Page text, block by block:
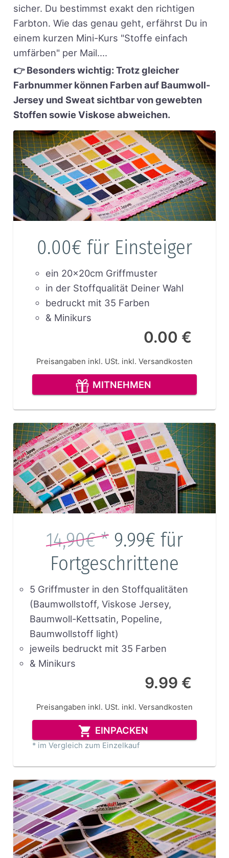
sicher. Du bestimmst exakt den richtigen
Farbton. Wie das genau geht, erfährst Du in
einem kurzen Mini-Kurs "Stoffe einfach
umfärben" per Mail....
👉 Besonders wichtig: Trotz gleicher
Farbnummer können Farben auf Baumwoll-
Jersey und Sweat sichtbar von gewebten
Stoffen sowie Viskose abweichen.
0.00€ für Einsteiger
ein 20x20cm Griffmuster
in der Stoffqualität Deiner Wahl
bedruckt mit 35 Farben
& Minikurs
0.00 €
Preisangaben inkl. USt. inkl. Versandkosten
MITNEHMEN
14,90€ * 9.99€ für
Fortgeschrittene
5 Griffmuster in den Stoffqualitäten
(Baumwollstoff, Viskose Jersey,
Baumwoll-Kettsatin, Popeline,
Baumwollstoff light)
jeweils bedruckt mit 35 Farben
& Minikurs
9.99 €
Preisangaben inkl. USt. inkl. Versandkosten
EINPACKEN
* im Vergleich zum Einzelkauf